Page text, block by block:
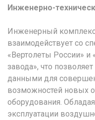
Инженерно-
Инженерный
взаимодействует со
«Вертолеты России» и
завода», что
данными для
возможностей новых
оборудования.
эксплуатации